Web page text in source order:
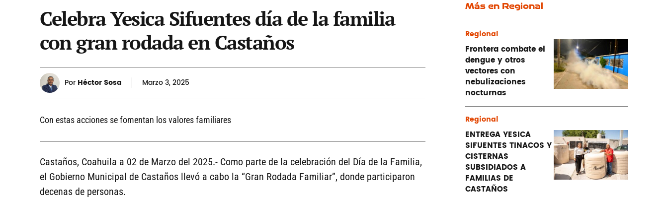
Celebra Yesica Sifuentes día de la familia
con gran rodada en Castaños
Por Héctor Sosa Marzo3, 2025
Con estas acciones se fomentan los valores familiares
Castaños, Coahuila a 02 de Marzo del 2025.- Como parte de la celebración del Día de la Familia,
el Gobierno Municipal de Castaños llevó a cabo la “Gran Rodada Familiar”, donde participaron
decenas de personas.
Más en Regional
Regional
Frontera combate el
dengue y otros
vectores con
nebulizaciones
nocturnas
Regional
ENTREGA YESICA
SIFUENTES TINACOS Y
CISTERNAS
SUBSIDIADOS A
FAMILIAS DE
CASTAÑOS